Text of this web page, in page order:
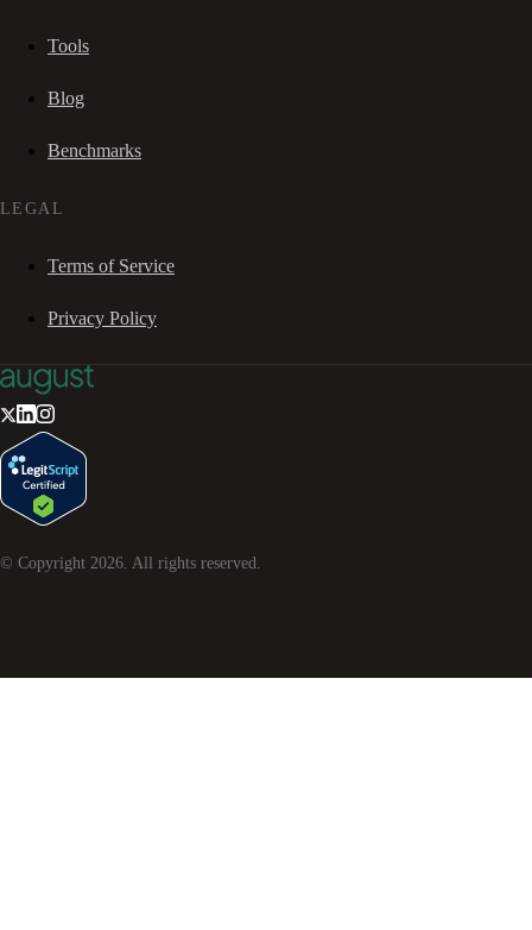
Tools
Blog
Benchmarks
LEGAL
Terms of Service
Privacy Policy
© Copyright 2026 . All rights reserved.